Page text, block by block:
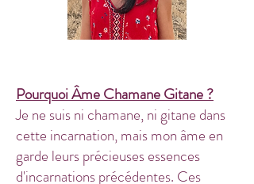
Pourquoi Âme Chamane Gitane ?​
Je ne suis ni chamane, ni gitane dans
cette incarnation, mais mon âme en
garde leurs précieuses essences
d'incarnations précédentes. Ces